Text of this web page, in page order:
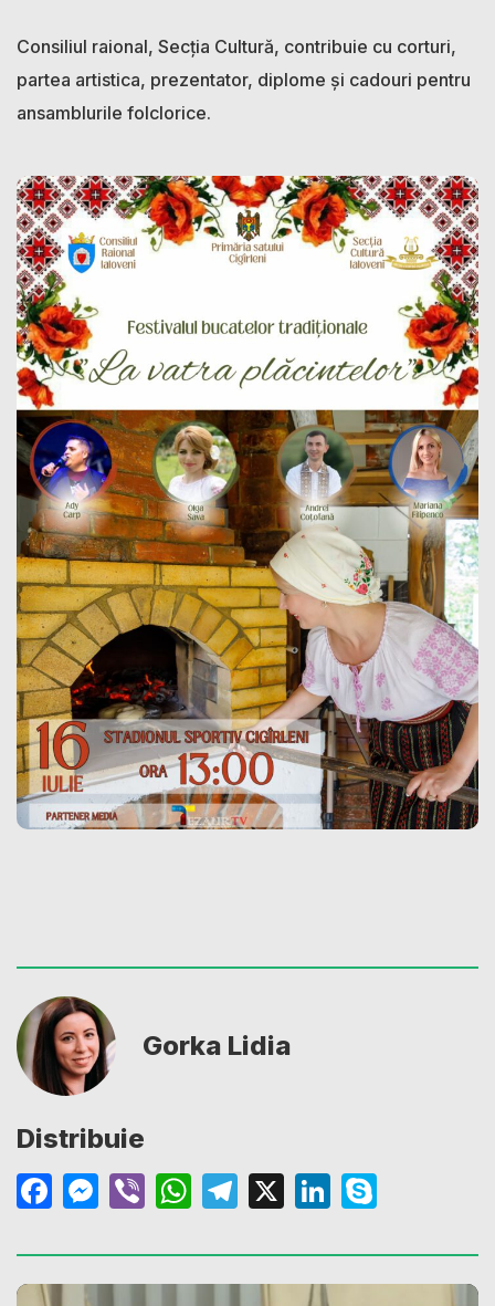
Consiliul raional, Secția Cultură, contribuie cu corturi,
partea artistica, prezentator, diplome și cadouri pentru
ansamblurile folclorice.
Gorka Lidia
Distribuie
Facebook
Messenger
ViberWhatsApp
Telegram
X LinkedIn